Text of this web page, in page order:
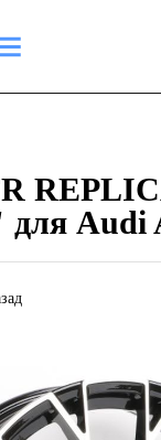
для Audi